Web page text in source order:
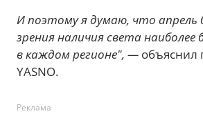
И поэтому я думаю, что апрель
зрения наличия света
в каждом регионе", — объяснил
YASNO.
Реклама